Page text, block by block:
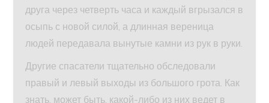
друга через четверть часа и каждый вгрызался в
осыпь с новой силой, а длинная вереница
людей передавала вынутые камни из рук в руки.
Другие спасатели тщательно обследовали
правый и левый выходы из большого грота. Как
знать, может быть, какой-либо из них ведет в